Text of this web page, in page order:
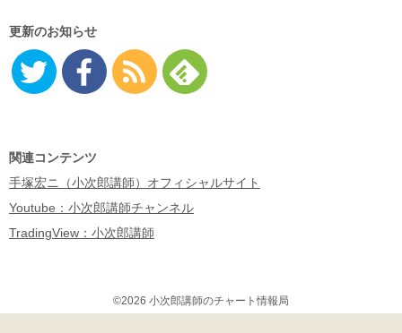
更新のお知らせ
関連コンテンツ
手塚宏ニ（小次郎講師）オフィシャルサイト
Youtube：小次郎講師チャンネル
TradingView：小次郎講師
©2026 小次郎講師のチャート情報局